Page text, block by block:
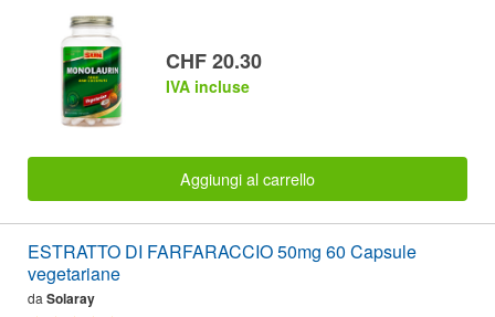
CHF 20.30
IVA incluse
Aggiungi al carrello
ESTRATTO DI FARFARACCIO 50mg 60 Capsule
vegetariane
daSolaray